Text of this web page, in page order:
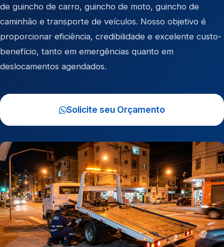
de guincho de carro, guincho de moto, guincho de
caminhão e transporte de veículos. Nosso objetivo é
proporcionar eficiência, credibilidade e excelente custo-
benefício, tanto em emergências quanto em
deslocamentos agendados.
Solicite seu Orçamento